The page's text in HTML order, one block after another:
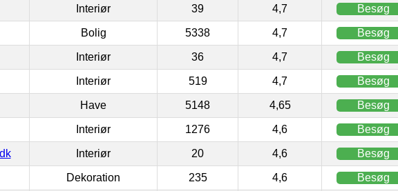
Interiør 39 4,7 Besøg
Bolig 5338 4,7 Besøg
Interiør 36 4,7 Besøg
Interiør 519 4,7 Besøg
Have 5148 4,65 Besøg
Interiør 1276 4,6 Besøg
Interiør 20 4,6 Besøg
Dekoration 235 4,6 Besøg